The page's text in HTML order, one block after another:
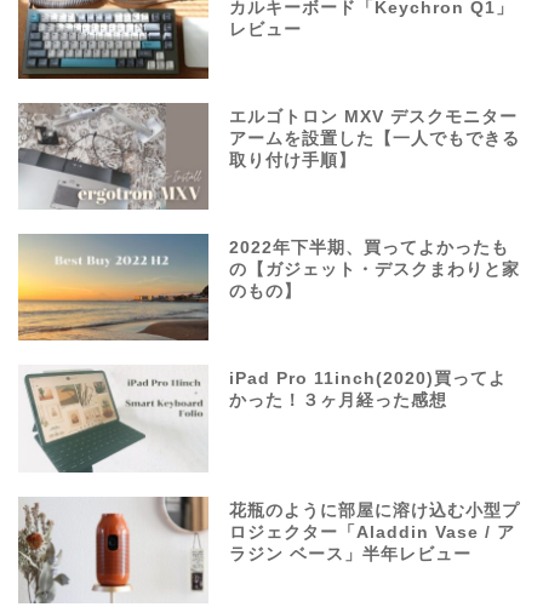
カルキーボード「Keychron Q1」
レビュー
エルゴトロン MXV デスクモニター
アームを設置した【一人でもできる
取り付け手順】
2022年下半期、買ってよかったも
の【ガジェット・デスクまわりと家
のもの】
iPad Pro 11inch(2020)買ってよ
かった！３ヶ月経った感想
花瓶のように部屋に溶け込む小型プ
ロジェクター「Aladdin Vase / ア
ラジン ベース」半年レビュー